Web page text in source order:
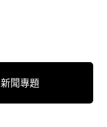
新聞專題